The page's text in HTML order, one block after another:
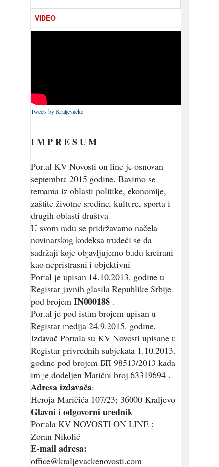
VIDEO
Tweets by Kraljevacke
I M P R E S U M
Portal KV Novosti on line je osnovan
septembra 2015 godine. Bavimo se
temama iz oblasti politike, ekonomije,
zaštite životne sredine, kulture, sporta i
drugih oblasti društva.
U svom radu se pridržavamo načela
novinarskog kodeksa trudeći se da
sadržaji koje objavljujemo budu kreirani
kao nepristrasni i objektivni.
Portal je upisan 14.10.2013. godine u
Registar javnih glasila Republike Srbije
pod brojemIN000188 .
Portal je pod istim brojem upisan u
Registar medija 24.9.2015. godine.
Izdavač Portala su KV Novosti upisane u
Registar privrednih subjekata 1.10.2013.
godine pod brojem БП 98513/2013 kada
im je dodeljen Matični broj 63319694 .
Adresa izdavača:
Heroja Maričića 107/23; 36000 Kraljevo
Glavni i odgovorni urednik
Portala KV NOVOSTI ON LINE :
Zoran Nikolić
E-mail adresa:
office@kraljevackenovosti.com